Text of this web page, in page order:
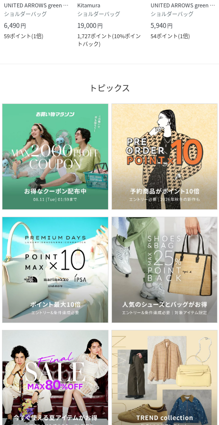
UNITED ARROWS green label relaxing
ショルダーバッグ
6,490円
59ポイント(1倍)
Kitamura
ショルダーバッグ
19,000円
1,727ポイント(10%ポイン
トバック)
UNITED ARROWS green label relaxing
ショルダーバッグ
5,940円
54ポイント(1倍)
トピックス